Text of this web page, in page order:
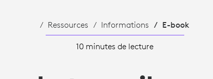
Ressources Informations E-book
10 minutes de lecture